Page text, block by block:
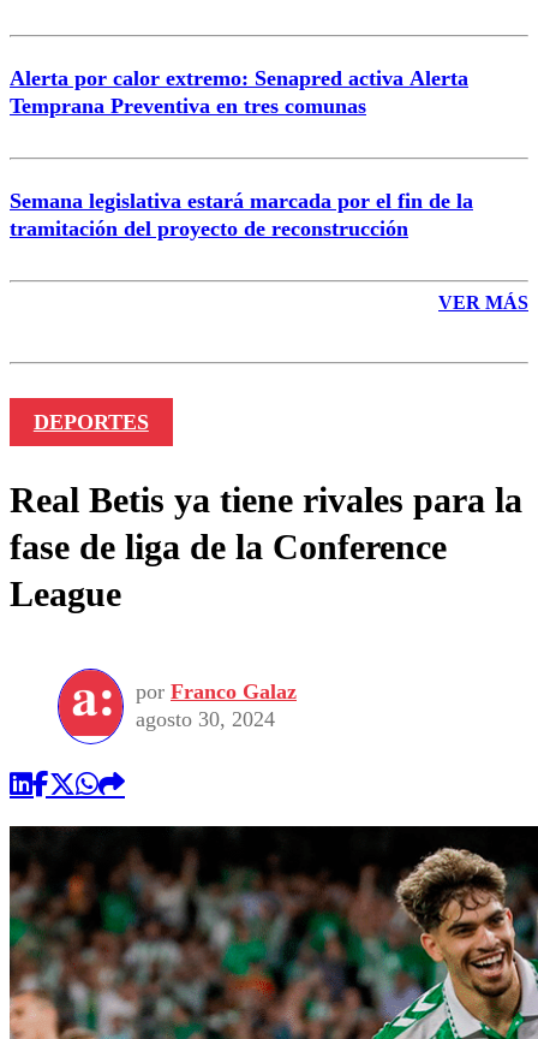
Alerta por calor extremo: Senapred activa Alerta
Temprana Preventiva en tres comunas
Semana legislativa estará marcada por el fin de la
tramitación del proyecto de reconstrucción
VER MÁS
DEPORTES
Real Betis ya tiene rivales para la
fase de liga de la Conference
League
por Franco Galaz
agosto 30, 2024